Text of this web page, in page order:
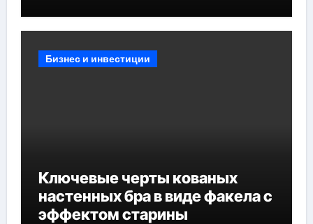
Бизнес и инвестиции
Ключевые черты кованых
настенных бра в виде факела с
эффектом старины